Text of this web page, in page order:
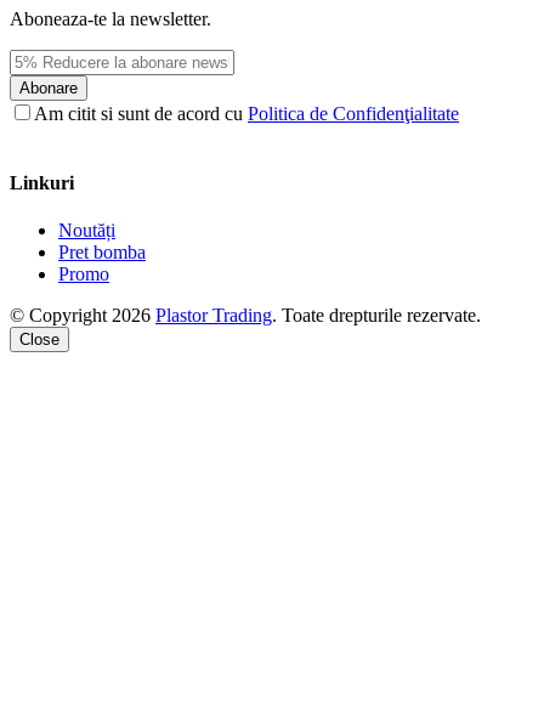
Aboneaza-te la newsletter.
Abonare
Am citit si sunt de acord cu Politica de Confidenţialitate
Linkuri
Noutăți
Pret bomba
Promo
© Copyright 2026 Plastor Trading. Toate drepturile rezervate.
Close